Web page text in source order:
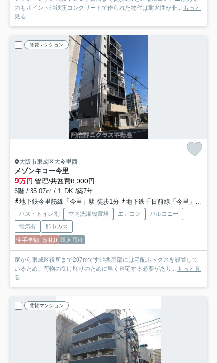
のもポイント◎鉄筋コンクリートで作られた物件は耐火性が非...
もっと
見る
賃貸マンション
大阪市東成区大今里西
メゾンキコー今里
9万円 管理/共益費8,000円
6階 / 35.07㎡ / 1LDK /築7年
地下鉄今里筋線「今里」駅 徒歩1分
地下鉄千日前線「今里」駅 徒歩4分
バス・トイレ別 室内洗濯機置場 エアコン
バルコニー
電気有
都市ガス
仲手半額 敷礼0 即入居可
家から東成区役所まで207mです◎共用部には宅配ボックスを設置して
いるため、荷物の受け取りのために早く帰宅する必要があり...
もっと見
る
賃貸マンション